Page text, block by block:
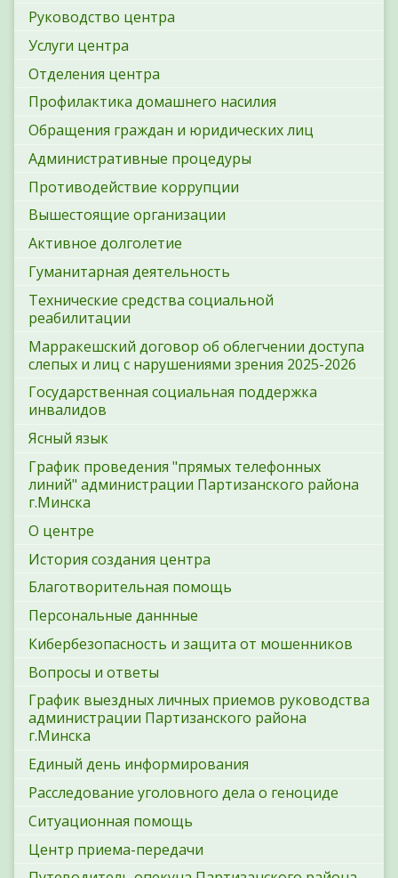
Руководство центра
Услуги центра
Отделения центра
Профилактика домашнего насилия
Обращения граждан и юридических лиц
Административные процедуры
Противодействие коррупции
Вышестоящие организации
Активное долголетие
Гуманитарная деятельность
Технические средства социальной
реабилитации
Марракешский договор об облегчении доступа
слепых и лиц с нарушениями зрения 2025-2026
Государственная социальная поддержка
инвалидов
Ясный язык
График проведения "прямых телефонных
линий" администрации Партизанского района
г.Минска
О центре
История создания центра
Благотворительная помощь
Персональные даннные
Кибербезопасность и защита от мошенников
Вопросы и ответы
График выездных личных приемов руководства
администрации Партизанского района
г.Минска
Единый день информирования
Расследование уголовного дела о геноциде
Ситуационная помощь
Центр приема-передачи